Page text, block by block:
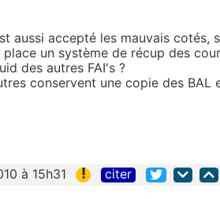
aussi accepté les mauvais cotés,
un système de récup des
des autres FAI's ?
conservent une copie des BAL
à 15h31 ! citer